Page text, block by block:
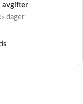
dager
avgifter